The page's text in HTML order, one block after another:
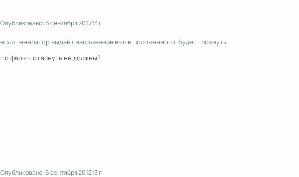
Опубликовано: 6 сентября 201213 г
если генератор выдаёт напряжение выше положенного, будет глохнуть
Но фары-то гаснуть не должны?
Опубликовано: 6 сентября 201213 г